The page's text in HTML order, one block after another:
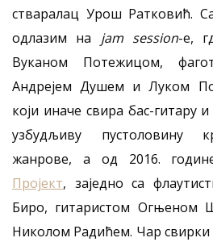
стваралац Урош Ратковић.
одлазим на jam session-e,
Вуканом Потежицом,
Андрејем Душем и Луком
који иначе свира бас-гитару
узбудљиву пустоловину
жанрове, а од 2016.
Пројект, заједно са
Биро, гитаристом Огњеном
Николом Радићем. Чар свирки